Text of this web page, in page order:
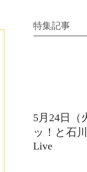
特集記事
5月24日（
ッ！と石
Live